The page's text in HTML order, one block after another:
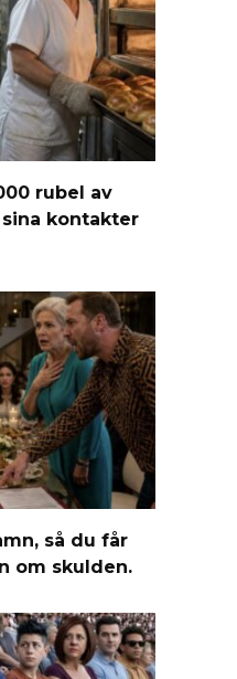
rubel av
kontakter
så du får
om skulden.